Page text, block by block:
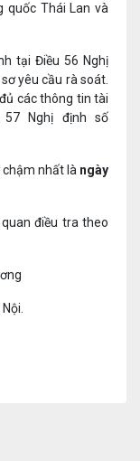
quốc Thái Lan và
tại Điều 56 Nghị
yêu cầu rà soát.
các thông tin tài
Nghị định số
chậm nhất là ngày
điều tra theo